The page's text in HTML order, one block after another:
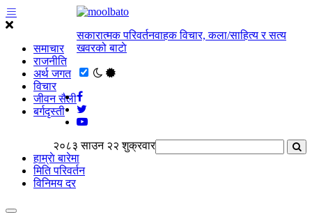
समाचार
राजनीति
अर्थ जगत
विचार
जीवन सैली
बर्गदृस्ती
सकारात्मक परिवर्तनवाहक विचार, कला/साहित्य र सत्य
खवरको बाटाे
२०८३ साउन २२ शुक्रवार
हाम्राे बारेमा
मिति परिवर्तन
विनिमय दर